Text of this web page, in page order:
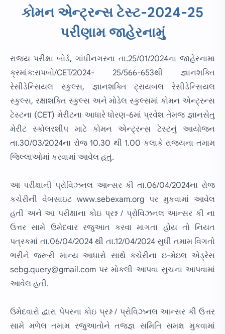
કોમન એન્ટ્રન્સ ટેસ્ટ-2024-25
પરીણામ જાહેરનામું
રાજય પરીક્ષા બોર્ડ, ગાંધીનગરના તા.25/01/2024ના જાહેરનામા
ક્રમાંક:રાપબો/CET/2024- 25/566-653થી જ્ઞાનશક્તિ
રેસીડેન્સિયલ સ્કુલ્સ, જ્ઞાનશક્તિ ટ્રાયબલ રેસીડેન્સિયલ
સ્કુલ્સ, રક્ષાશક્તિ સ્કુલ્સ અને મોડેલ સ્કુલ્સમાં કોમન એન્ટ્રન્સ
ટેસ્ટના (CET) મેરીટના આધારે ધોરણ-6માં પ્રવેશ તેમજ જ્ઞાનસેતુ
મેરીટ સ્કોલરશીપ માટે કોમન એન્ટ્રન્સ ટેસ્ટનું આયોજન
તા.30/03/2024ના રોજ 10.30 થી 1.00 કલાકે રાજયના તમામ
જિલ્લાઓમાં કરવામાં આવેલ હતું.
આ પરીક્ષાની પ્રોવિઝનલ આન્સર કી તા.06/04/2024ના રોજ
કચેરીની વેબસાઇટ www.sebexam.org પર મુકવામાં આવેલ
હતી અને આ પરીક્ષાના કોઇ પ્રશ્ન / પ્રોવિઝનલ આન્સર કી ના
ઉત્તર સામે ઉમેદવાર રજુઆત કરવા માગતા હોય તો નિયત
પત્રકમાં તા.06/04/2024 થી તા.12/04/2024 સુધી તમામ વિગતો
ભરીને જરૂરી માન્ય આધારો સાથે કચેરીના ઇ-મેઇલ એડ્રેસ
sebg.query@gmail.com પર મોકલી આપવા સુચના આપવામાં
આવેલ હતી.
ઉમેદવારો દ્વારા પેપરના કોઇ પ્રશ્ન / પ્રોવિઝનલ આન્સર કી ઉત્તર
સામે મળેલ તમામ રજુઆતોને તજજ્ઞ સમિતિ સમક્ષ મુકવામાં